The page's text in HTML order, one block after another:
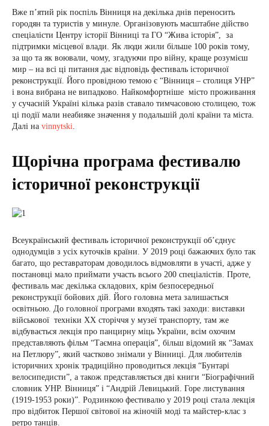
Вже п’ятий рік поспіль Вінниця на декілька днів переносить
городян та туристів у минуле. Організовують масштабне дійство
спеціалісти Центру історії Вінниці та ГО “Жива історія”, за
підтримки місцевої влади. Як люди жили більше 100 років тому,
за що та як воювали, чому, згадуючи про війну, краще розумієш
мир – на всі ці питання дає відповідь фестиваль історичної
реконструкції. Його провідною темою є “Вінниця – столиця УНР”
і вона вибрана не випадково. Найкомфортніше місто проживання
у сучасній Україні кілька разів ставало тимчасовою столицею, тож
ці події мали неабияке значення у подальшій долі країни та міста.
Далі на vinnytski.
Щорічна програма фестивалю
історичної реконструкції
Всеукраїнський фестиваль історичної реконструкції об’єднує
однодумців з усіх куточків країни. У 2019 році бажаючих було так
багато, що реставраторам доводилось відмовляти в участі, адже у
постановці мало приймати участь всього 200 спеціалістів. Проте,
фестиваль має декілька складових, крім безпосередньої
реконструкції бойових дій. Його головна мета залишається
освітньою. До головної програми входять такі заходи: виставки
військової техніки ХХ сторіччя у музеї транспорту, там же
відбувається лекція про панцирну міць України, всім охочим
представляють фільм “Таємна операція”, більш відомий як “Замах
на Петлюру”, який частково знімали у Вінниці. Для любителів
історичних хронік традиційно проводиться лекція “Бунтарі
велосипедисти”, а також представляється дві книги “Біографічний
словник УНР. Вінниця” і “Андрій Левицький. Горе листування
(1919-1953 роки)”. Родзинкою фестивалю у 2019 році стала лекція
про відбиток Першої світової на жіночій моді та майстер-клас з
ретро танців.